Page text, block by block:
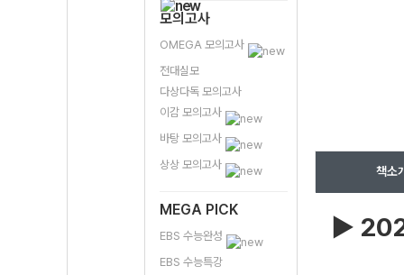
모의고사
OMEGA 모의고사
전대실모
다상다독 모의고사
이감 모의고사
바탕 모의고사
상상 모의고사
MEGA PICK
EBS 수능완성
EBS 수능특강
책소
▶